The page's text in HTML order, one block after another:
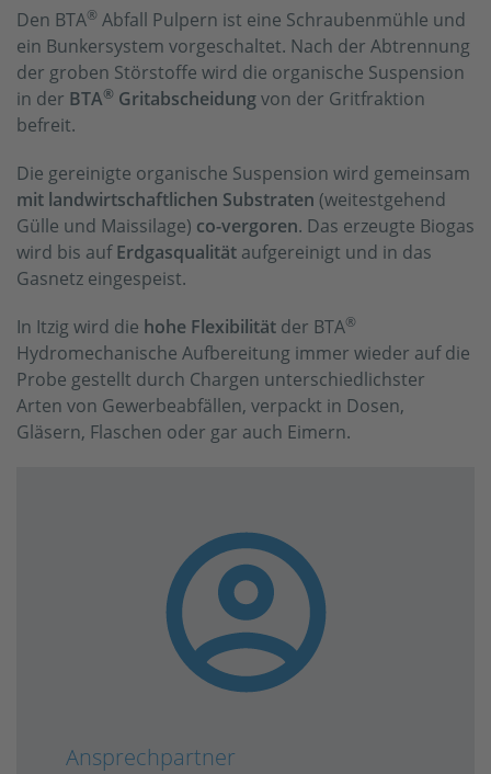
Den BTA® Abfall Pulpern ist eine Schraubenmühle und
ein Bunkersystem vorgeschaltet. Nach der Abtrennung
der groben Störstoffe wird die organische Suspension
in der BTA® Gritabscheidungvon der Gritfraktion
befreit.
Die gereinigte organische Suspension wird gemeinsam
mit landwirtschaftlichen Substraten (weitestgehend
Gülle und Maissilage) co-vergoren. Das erzeugte Biogas
wird bis aufErdgasqualität aufgereinigt und in das
Gasnetz eingespeist.
In Itzig wird die hohe Flexibilität der BTA®
Hydromechanische Aufbereitung immer wieder auf die
Probe gestellt durch Chargen unterschiedlichster
Arten von Gewerbeabfällen, verpackt in Dosen,
Gläsern, Flaschen oder gar auch Eimern.
Ansprechpartner